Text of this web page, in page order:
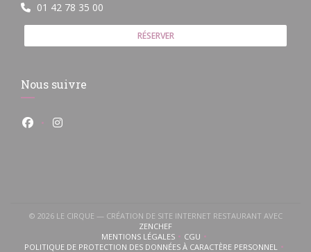
01 42 78 35 00
RÉSERVER
Nous suivre
Facebook ((ouvre une nouvelle fenêtre))
Instagram ((ouvre une nouvelle fenêtre))
© 2026 LE CIRQUE — CRÉATION DE SITE INTERNET RESTAURANT AVEC
ZENCHEF((OUVRE UNE NOUVELLE FENÊTRE))
MENTIONS LÉGALES((OUVRE UNE NOUVELLE FENÊTRE))
CGU((OUVRE UNE NOUVELLE
POLITIQUE DE PROTECTION DES DONNÉES À CARACTÈRE PERSONNEL